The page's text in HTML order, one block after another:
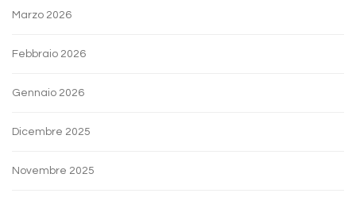
Marzo 2026
Febbraio 2026
Gennaio 2026
Dicembre 2025
Novembre 2025